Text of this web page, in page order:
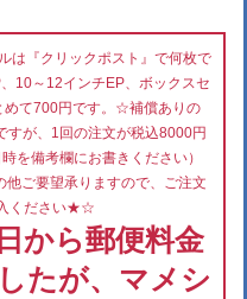
は『クリックポスト』で何枚で
10～12インチEP、ボックスセ
めて700円です。☆補償ありの
すが、1回の注文が税込8000円
を備考欄にお書きください）
ご要望承りますので、ご注文
ください★☆
から郵便料金
たが、マメシ